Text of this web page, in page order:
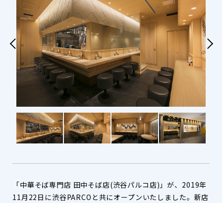
「中華そば専門店 田中そば店(渋谷パルコ店)」が、2019年
11月22日に渋谷PARCOと共にオープンいたしました。新店